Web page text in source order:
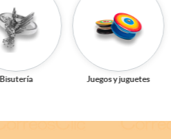
Bisutería Juegos y juguetes